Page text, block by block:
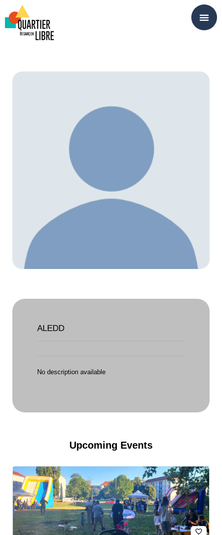
ALEDD
No description available
Upcoming Events
favorite_border
Panneau de gestion des cookies